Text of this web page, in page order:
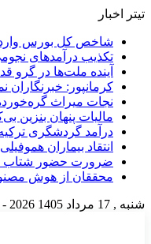
تیتر اخبار
شاخص کل بورس وارد کانال 5.5
تکذیب درآمدهای نجومی کارگزاری‌ها/75
آینده ملت‌ها در گرو
کرمانپور: خبرنگاران
نجات میراث گره‌خورده
مالیات پنهان بنزین
درآمد گردشگری ترکیه در سه‌ماهه دوم ۲۰۲۶ کاهش یافت/ افت ۵.۱
انتقاد بیماران
ضرورت حضور شتاب
محققان از هوش
شنبه , 17 مرداد 1405 2026 - 08 - 08